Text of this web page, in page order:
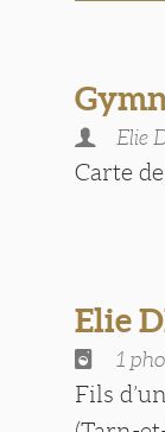
Elie
Carte
Elie
1
Fils